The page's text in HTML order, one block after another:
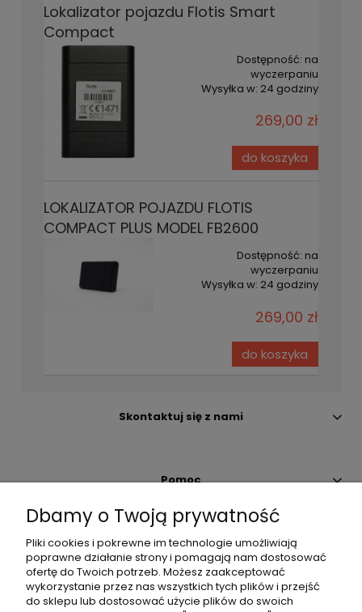
Lokalizator pojazdu Flotis Smart
Compact
Dostępność: na
wyczerpaniu
Wysyłka w: 24 godziny
269,00 zł
do koszyka
LOKALIZATOR POJAZDU FLOTIS
COMPACT PLUS MODEL FB2600
Dostępność: na
wyczerpaniu
Wysyłka w: 24 godziny
269,00 zł
do koszyka
Skontaktuj się z nami
Pomoc
Moje konto
Płatności i dostawa
Dbamy o Twoją prywatność
Pliki cookies i pokrewne im technologie umożliwiają
poprawne działanie strony i pomagają nam dostosować
ofertę do Twoich potrzeb. Możesz zaakceptować
wykorzystanie przez nas wszystkich tych plików i przejść
do sklepu lub dostosować użycie plików do swoich